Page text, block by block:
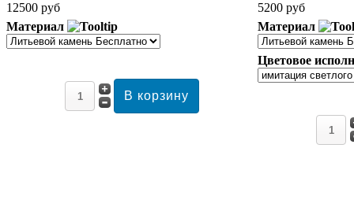
12500 руб
Материал
5200 руб
Материал
Цветовое